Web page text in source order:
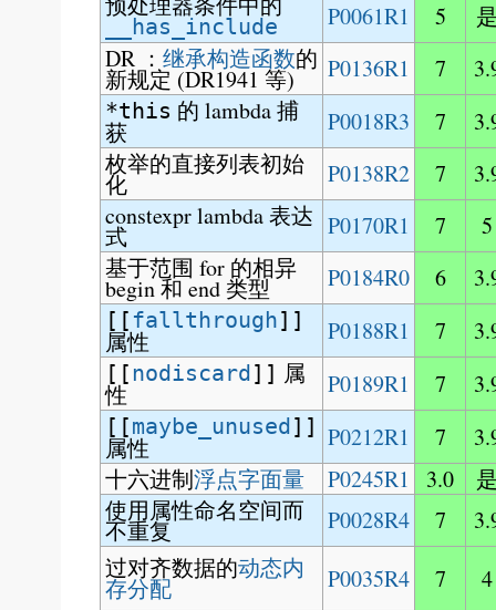
__has_include P0061R1 5
DR ： 继承构造函数的
新规定 (DR1941 等) P0136R1 7
*this 的 lambda 捕
获 P0018R3 7
枚举的直接列表初始
化 P0138R2 7
constexpr lambda 表达
式 P0170R1 7
5
基于范围 for 的相异
begin 和 end 类型 P0184R0 6
[[ fallthrough]]
属性 P0188R1 7
[[ nodiscard]] 属
性 P0189R1 7
[[maybe_unused]]
属性 P0212R1 7
十六进制浮点字面量 P0245R1 3.0
使用属性命名空间而
不重复 P0028R4 7
过对齐数据的动态内
存分配 P0035R4 7
4